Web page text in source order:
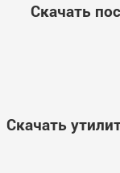
Скачать
Скачать